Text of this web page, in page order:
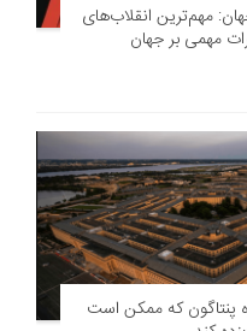
مهم‌ترین انقلاب‌های
مهمی بر جهان
پنتاگون که ممکن است